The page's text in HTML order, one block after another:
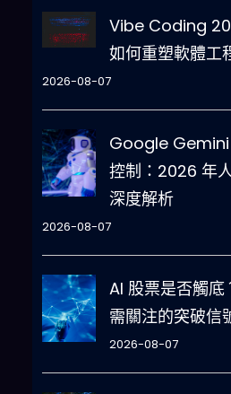
Vibe Coding
如何重塑軟體工
2026-08-07
Google
控制：2026 年
深度解析
2026-08-07
AI 股票是否觸
需關注的突破信
2026-08-07